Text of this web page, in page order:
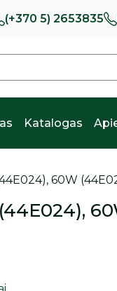
(+370 5) 2653835
Katalogas
60W